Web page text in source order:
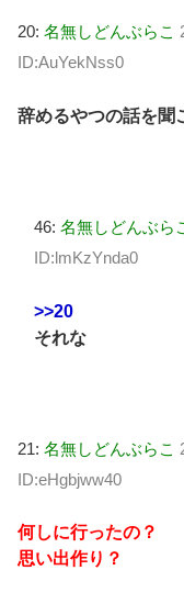
20: 名無しどんぶらこ
ID:AuYekNss0
辞めるやつの話を聞
46: 名無しどんぶら
ID:lmKzYnda0
>>20
それな
21: 名無しどんぶらこ
ID:eHgbjww40
何しに行ったの？
思い出作り？